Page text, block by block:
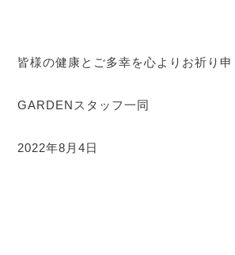
皆様の健康とご多幸を心よりお祈り申
GARDENスタッフ一同
2022年8月4日